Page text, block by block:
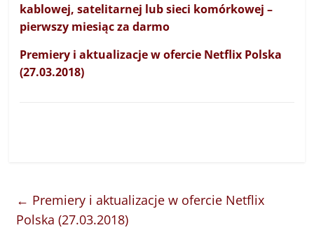
kablowej, satelitarnej lub sieci komórkowej –
pierwszy miesiąc za darmo
Premiery i aktualizacje w ofercie Netflix Polska
(27.03.2018)
← Premiery i aktualizacje w ofercie Netflix
Polska (27.03.2018)